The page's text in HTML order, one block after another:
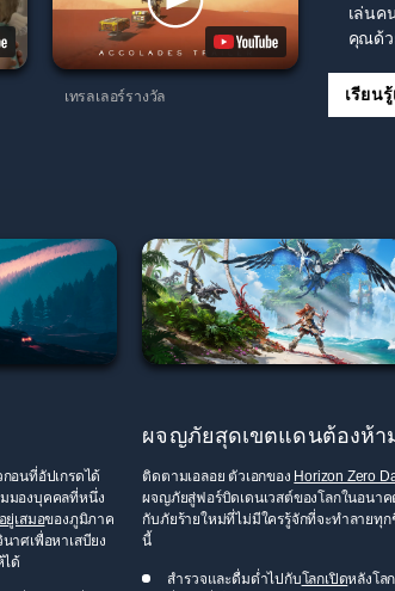
เทรลเลอร์รางวัล
เล่นค
คุณด้ว
เรียน
อนที่อัปเกรดได้
มองบุคคลที่หนึ่ง
ยู่เสมอของภูมิภาค
าศเพื่อหาเสบียง
ได้
ผจญภัยสุดเขตแดนต้องห้า
ติดตามเอลอย ตัวเอกของ Horizon Zero
ผจญภัยสู่ฟอร์บิดเดนเวสต์ของโลกในอนาค
กับภัยร้ายใหม่ที่ไม่มีใครรู้จักที่จะทำลายทุ
นี้
สำรวจและดื่มด่ำไปกับโลกเปิดหลังโล